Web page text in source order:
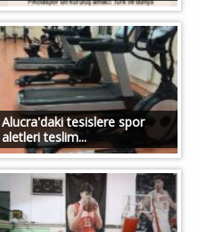
Alucra'daki tesislere spor
aletleri teslim...